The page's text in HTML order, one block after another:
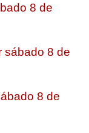
8 de
sábado 8 de
8 de